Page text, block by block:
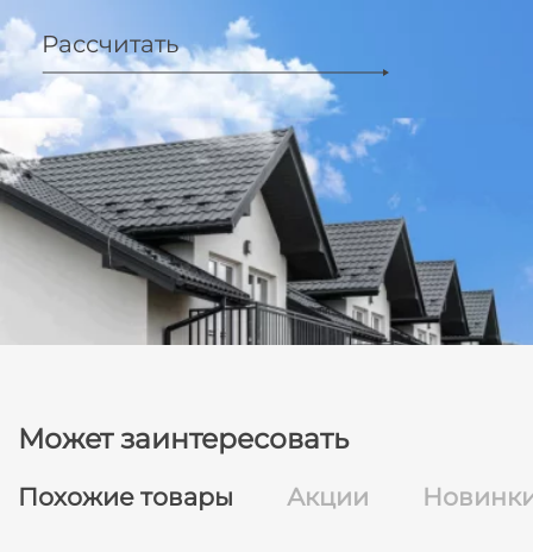
Рассчитать
Может заинтересовать
Похожие товары Акции